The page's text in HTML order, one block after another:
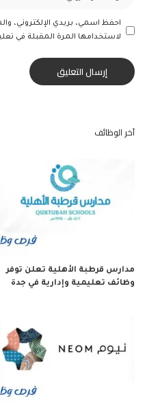
احفظ اسمي، بريدي الإلكتروني،
لاستخدامها المرة المقبلة في
آخر الوظائف
مدارس قرطبة الأهلية تعلن توفر
وظائف تعليمية وإدارية في جدة